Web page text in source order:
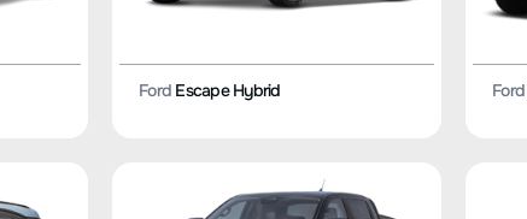
Ford Escape Hybrid Ford